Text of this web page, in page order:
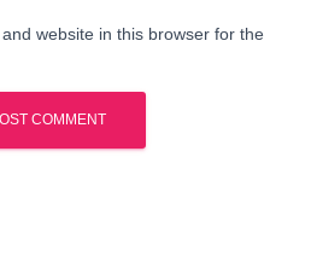
website in this browser for the